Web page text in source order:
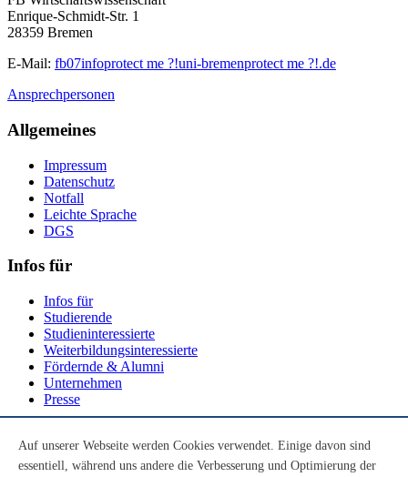
Enrique-Schmidt-Str. 1
28359 Bremen
E-Mail: fb07infoprotect me ?!uni-bremenprotect me ?!.de
Ansprechpersonen
Allgemeines
Impressum
Datenschutz
Notfall
Leichte Sprache
DGS
Infos für
Infos für
Studierende
Studieninteressierte
Weiterbildungsinteressierte
Fördernde & Alumni
Unternehmen
Presse
Youtube
Auf unserer Webseite werden Cookies verwendet. Einige davon sind
essentiell, während uns andere die Verbesserung und Optimierung der